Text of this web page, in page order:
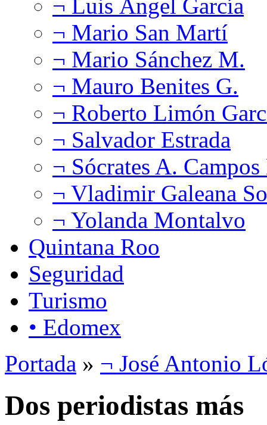
¬ Luis Ángel García
¬ Mario San Martí
¬ Mario Sánchez M.
¬ Mauro Benites G.
¬ Roberto Limón
¬ Salvador Estrada
¬ Sócrates A.
¬ Vladimir Galeana
¬ Yolanda Montalvo
Quintana Roo
Seguridad
Turismo
• Edomex
Portada » ¬ José Antonio
Dos periodistas más